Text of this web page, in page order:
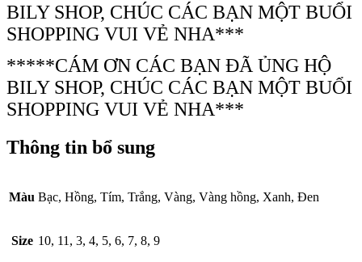
BILY SHOP, CHÚC CÁC BẠN MỘT BUỔI
SHOPPING VUI VẺ NHA***
*****CÁM ƠN CÁC BẠN ĐÃ ỦNG HỘ
BILY SHOP, CHÚC CÁC BẠN MỘT BUỔI
SHOPPING VUI VẺ NHA***
Thông tin bổ sung
Màu Bạc, Hồng, Tím, Trắng, Vàng, Vàng hồng, Xanh, Đen
Size 10, 11, 3, 4, 5, 6, 7, 8, 9